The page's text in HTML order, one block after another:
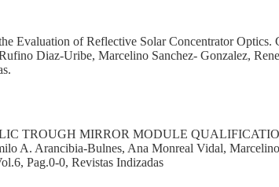
Evaluation of Reflective Solar Concentrator
Diaz-Uribe, Marcelino Sanchez- Gonzalez,
TROUGH MIRROR MODULE
A. Arancibia-Bulnes, Ana Monreal Vidal,
Pag.0-0, Revistas Indizadas